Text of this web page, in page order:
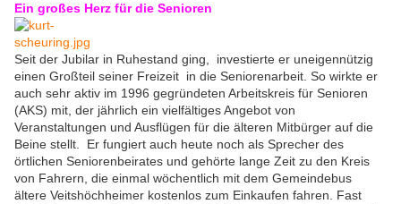
Ein großes Herz für die Senioren
Seit der Jubilar in Ruhestand ging, investierte er uneigennützig
einen Großteil seiner Freizeit in die Seniorenarbeit. So wirkte er
auch sehr aktiv im 1996 gegründeten Arbeitskreis für Senioren
(AKS) mit, der jährlich ein vielfältiges Angebot von
Veranstaltungen und Ausflügen für die älteren Mitbürger auf die
Beine stellt. Er fungiert auch heute noch als Sprecher des
örtlichen Seniorenbeirates und gehörte lange Zeit zu den Kreis
von Fahrern, die einmal wöchentlich mit dem Gemeindebus
ältere Veitshöchheimer kostenlos zum Einkaufen fahren. Fast